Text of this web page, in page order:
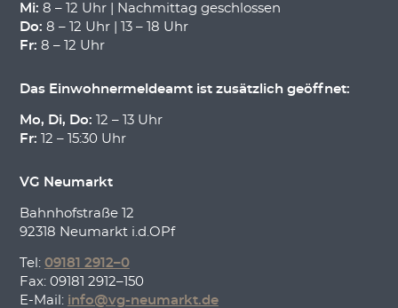
Mi: 8 – 12 Uhr | Nachmittag geschlossen
Do: 8 – 12 Uhr | 13 – 18 Uhr
Fr: 8 – 12 Uhr
Das Einwohnermeldeamt ist zusätzlich geöffnet:
Mo, Di, Do: 12 – 13 Uhr
Fr: 12 – 15:30 Uhr
VG Neumarkt
Bahnhofstraße 12
92318 Neumarkt i.d.OPf
Tel: 09181 2912–0
Fax: 09181 2912–150
E-Mail: info@vg-neumarkt.de